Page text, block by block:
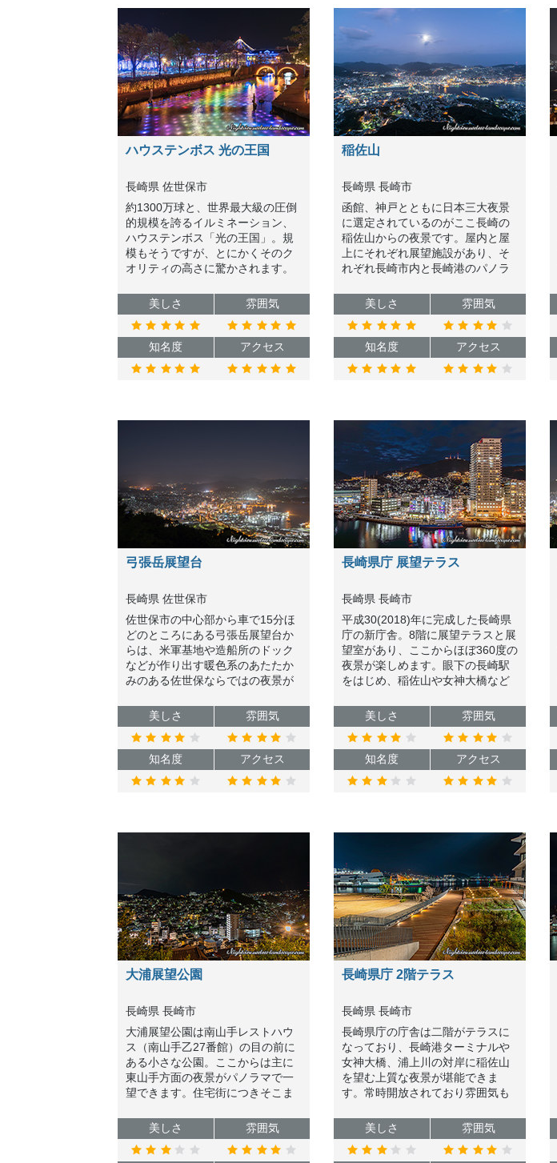
ハウステンボス 光の王国
長崎県 佐世保市
約1300万球と、世界最大級の圧倒
的規模を誇るイルミネーション、
ハウステンボス「光の王国」。規
模もそうですが、とにかくそのク
オリティの高さに驚かされます。
を運ぶ価値のあるものだと思いま
す。
美しさ 雰囲気
知名度 アクセス
稲佐山
長崎県 長崎市
函館、神戸とともに日本三大夜景
に選定されているのがここ長崎の
稲佐山からの夜景です。屋内と屋
上にそれぞれ展望施設があり、そ
れぞれ長崎市内と長崎港のパノラ
しめます。
美しさ 雰囲気
知名度 アクセス
弓張岳展望台
長崎県 佐世保市
佐世保市の中心部から車で15分ほ
どのところにある弓張岳展望台か
らは、米軍基地や造船所のドック
などが作り出す暖色系のあたたか
みのある佐世保ならではの夜景が
美しさ
雰囲気
知名度 アクセス
長崎県庁 展望テラス
長崎県 長崎市
平成30(2018)年に完成した長崎県
庁の新庁舎。8階に展望テラスと展
望室があり、ここからほぼ360度の
夜景が楽しめます。眼下の長崎駅
をはじめ、稲佐山や女神大橋など
き、雰囲気も良いのでオススメで
す。
美しさ 雰囲気
知名度 アクセス
大浦展望公園
長崎県 長崎市
大浦展望公園は南山手レストハウ
ス（南山手乙27番館）の目の前に
ある小さな公園。ここからは主に
東山手方面の夜景がパノラマで一
望できます。住宅街につきそこま
の地形が見せる立体感のある夜景
は一見の価値があります。
美しさ 雰囲気
長崎県庁 2階テラス
長崎県 長崎市
長崎県庁の庁舎は二階がテラスに
なっており、長崎港ターミナルや
女神大橋、浦上川の対岸に稲佐山
を望む上質な夜景が堪能できま
す。常時開放されており雰囲気も
を運んでほしい夜景スポットで
す。
美しさ 雰囲気